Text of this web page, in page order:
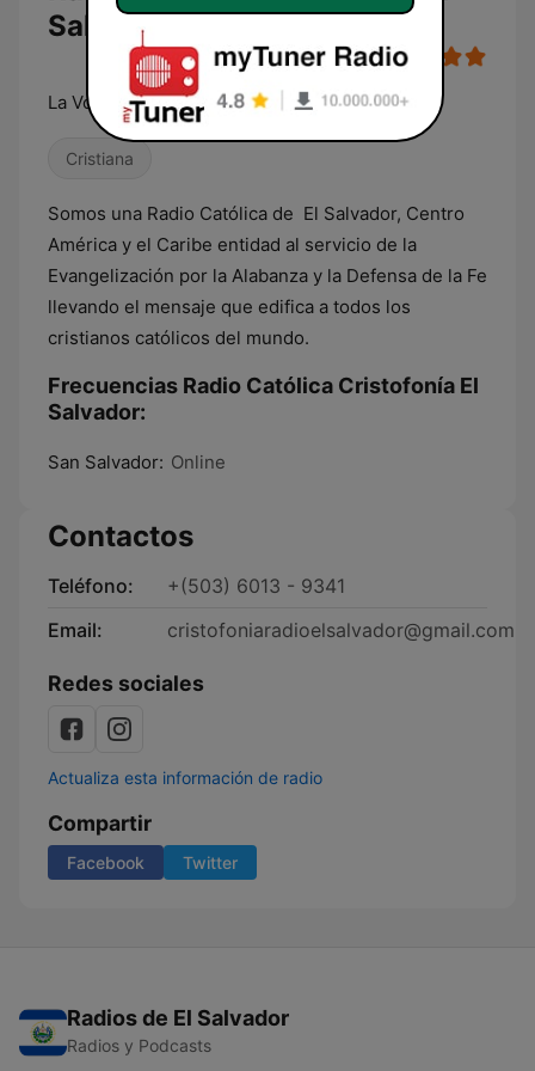
Salvador en vivo
La Voz de los Defensores de la Fe
Cristiana
Somos una Radio Católica de El Salvador, Centro
América y el Caribe entidad al servicio de la
Evangelización por la Alabanza y la Defensa de la Fe
llevando el mensaje que edifica a todos los
cristianos católicos del mundo.
Frecuencias Radio Católica Cristofonía El
Salvador:
San Salvador: Online
Contactos
Teléfono:
+(503) 6013 - 9341
Email:
cristofoniaradioelsalvador@gmail.com
Redes sociales
Actualiza esta información de radio
Compartir
Facebook Twitter
Radios de El Salvador
Radios y Podcasts